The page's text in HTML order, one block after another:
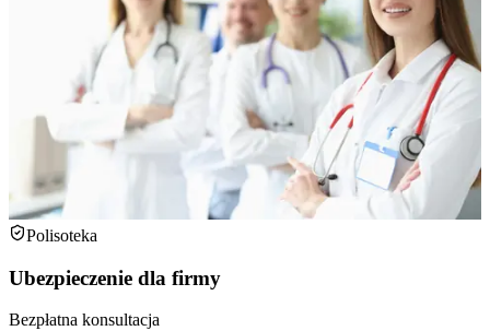
Polisoteka
Ubezpieczenie dla firmy
Bezpłatna konsultacja